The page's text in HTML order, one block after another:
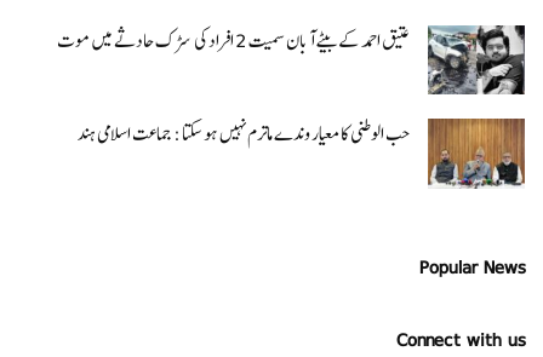
عتیق احمد کے بیٹے آبان سمیت 2 افراد کی سڑک حادثے میں موت
حب الوطنی کا معیار وندے ماترم نہیں ہو سکتا : جماعت اسلامی ہند
Popular News
Connect with us